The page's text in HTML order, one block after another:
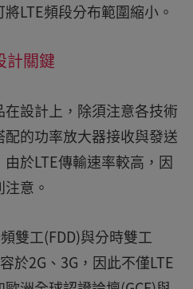
LTE頻段分布範圍縮小。
計關鍵
設計上，除須注意各技術
的功率放大器接收與發送
於LTE傳輸速率較高，因
意。
雙工(FDD)與分時雙工
於2G、3G，因此不僅LTE